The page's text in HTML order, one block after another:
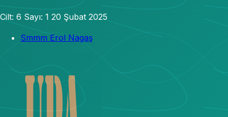
Cilt: 6 Sayı: 1 20 Şubat 2025
Smmm Erol Nagaş